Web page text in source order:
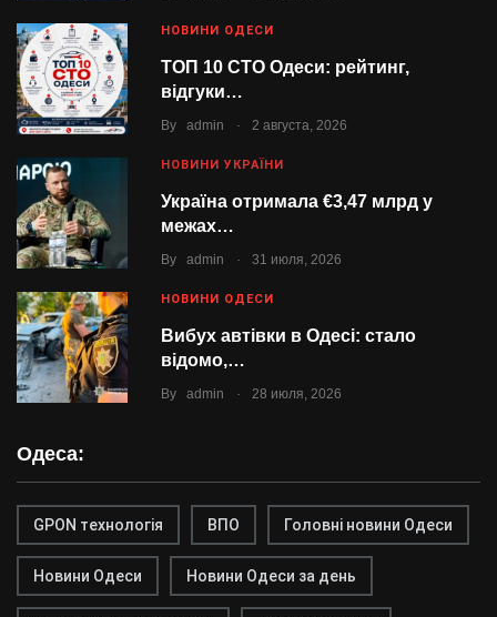
НОВИНИ ОДЕСИ
ТОП 10 СТО Одеси: рейтинг,
відгуки…
By admin . 2 августа, 2026
НОВИНИ УКРАЇНИ
Україна отримала €3,47 млрд у
межах…
By admin . 31 июля, 2026
НОВИНИ ОДЕСИ
Вибух автівки в Одесі: стало
відомо,…
By admin . 28 июля, 2026
Одеса:
GPON технологія ВПО Головні новини Одеси
Новини Одеси Новини Одеси за день